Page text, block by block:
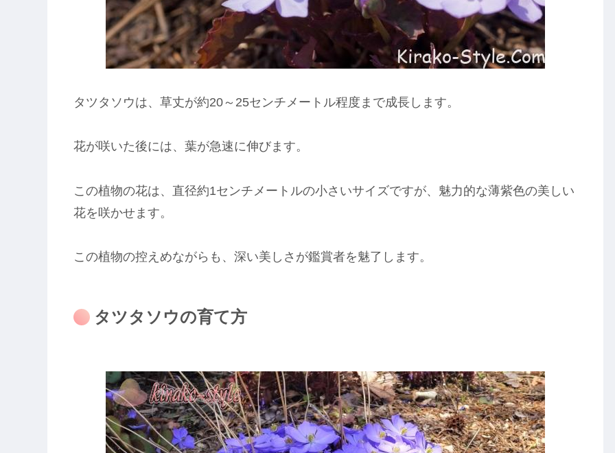
タツタソウは、草丈が約20～25センチメートル程度まで成長します。
花が咲いた後には、葉が急速に伸びます。
この植物の花は、直径約1センチメートルの小さいサイズですが、魅力的な薄紫色の美しい
花を咲かせます。
この植物の控えめながらも、深い美しさが鑑賞者を魅了します。
タツタソウの育て方